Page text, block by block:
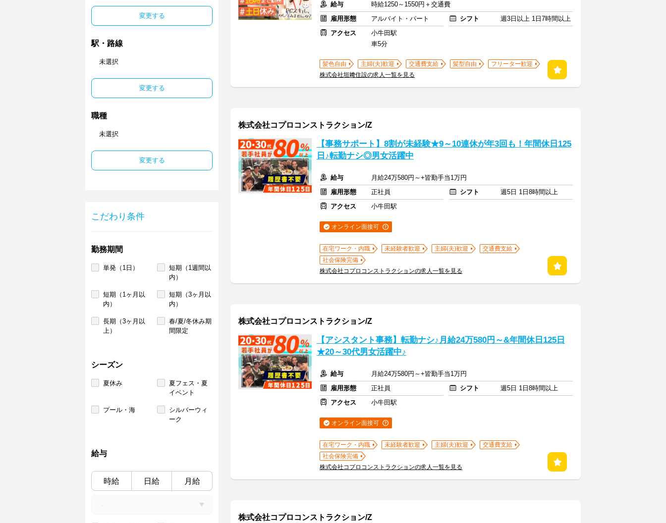
変更する
駅・路線
未選択
変更する
職種
未選択
変更する
こだわり条件
勤務期間
単発（1日）
短期（1週間以
内）
短期（1ヶ月以
内）
短期（3ヶ月以
内）
長期（3ヶ月以
上）
春/夏/冬休み期
間限定
シーズン
夏休み
夏フェス・夏
イベント
プール・海
シルバーウィ
ーク
給与
時給 日給 月給
給与
時給1250～1550円＋交通費
雇用形態
アルバイト・パート シフト
週3日以上 1日7時間以上
アクセス
小牛田駅
車5分
髪色自由 主婦(夫)歓迎 交通費支給 髪型自由
フリーター歓迎
株式会社垣﨑住設の求人一覧を見る
株式会社コプロコンストラクション/Z
【事務サポート】8割が未経験★9～10連休が年3回も！年間休日125
日♪転勤ナシ◎男女活躍中
給与
月給24万580円～+皆勤手当1万円
雇用形態
正社員 シフト
週5日 1日8時間以上
アクセス
小牛田駅
オンライン面接可
在宅ワーク・内職 未経験者歓迎 主婦(夫)歓迎
交通費支給
社会保険完備
株式会社コプロコンストラクションの求人一覧を見る
株式会社コプロコンストラクション/Z
【アシスタント事務】転勤ナシ♪月給24万580円～&年間休日125日
★20～30代男女活躍中♪
給与
月給24万580円～+皆勤手当1万円
雇用形態
正社員 シフト
週5日 1日8時間以上
アクセス
小牛田駅
オンライン面接可
在宅ワーク・内職 未経験者歓迎 主婦(夫)歓迎
交通費支給
社会保険完備
株式会社コプロコンストラクションの求人一覧を見る
株式会社コプロコンストラクション/Z